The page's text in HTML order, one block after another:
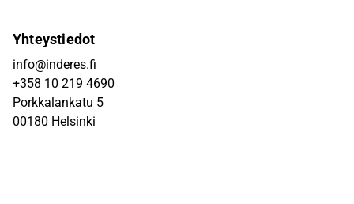
Yhteystiedot
info@inderes.fi
+358 10 219 4690
Porkkalankatu 5
00180 Helsinki